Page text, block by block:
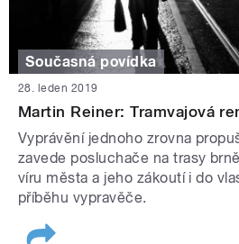
Současná povídka
28. leden 2019
Martin Reiner: Tramvajová
Vyprávění jednoho zrovna
zavede posluchače na trasy
víru města a jeho zákoutí i do
příběhu vypravěče.